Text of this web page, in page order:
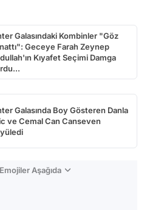
Galasındaki Kombinler "Göz
Geceye Farah Zeynep
Kıyafet Seçimi Damga
Galasında Boy Gösteren Danla
ve Cemal Can Canseven
Aşağıda